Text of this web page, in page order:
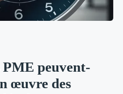
peuvent-
œuvre des